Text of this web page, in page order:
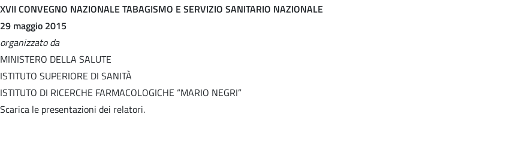
XVII CONVEGNO NAZIONALE TABAGISMO E SERVIZIO SANITARIO NAZIONALE
29 maggio 2015
organizzato da
MINISTERO DELLA SALUTE
ISTITUTO SUPERIORE DI SANITÀ
ISTITUTO DI RICERCHE FARMACOLOGICHE “MARIO NEGRI”
Scarica le presentazioni dei relatori.